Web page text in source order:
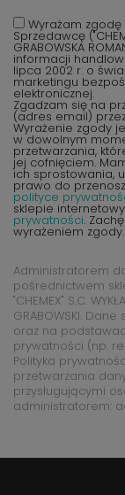
Wyrażam
Sprzedawcę
GRABOWSKA
informacji
lipca 2002 r. o
marketingu
elektronicznej.
Zgadzam się na
(adres email)
Wyrażenie zgody
w dowolnym
przetwarzania,
jej cofnięciem.
ich sprostowania,
prawo do
polityce
sklepie
prywatności.
wyrażeniem zgody.
Administratorem
pośrednictwem
"CHEMEX" S.C.
GRABOWSKI.
oraz na
prywatności (np.
Polityka
przetwarzania
przysługującymi
administratorem: